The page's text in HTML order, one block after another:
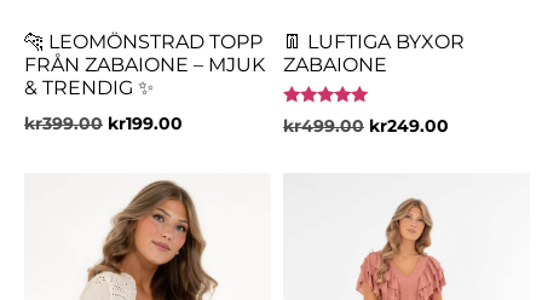
🐆 LEOMÖNSTRAD TOPP
FRÅN ZABAIONE – MJUK
& TRENDIG ✨
kr399.00 kr199.00
👖 LUFTIGA BYXOR
ZABAIONE
Betygsatt
5.00
kr499.00 kr249.00